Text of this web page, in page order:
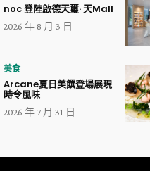
noc 登陸啟德天璽· 天Mall
2026 年 8 月 3 日
美食
Arcane夏日美饌登場展現
時令風味
2026 年 7 月 31 日